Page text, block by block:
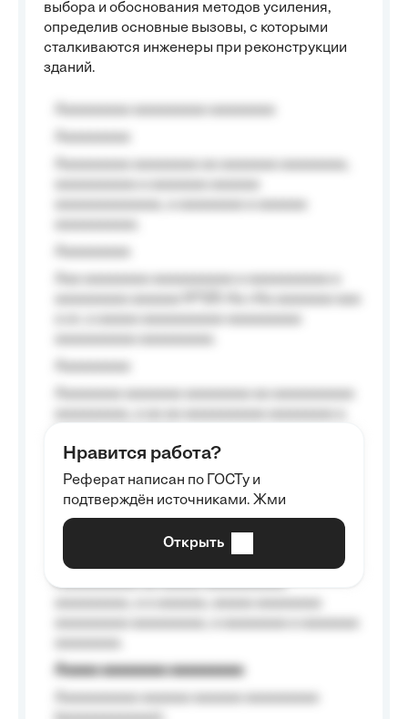
выбора и обоснования методов усиления,
определив основные вызовы, с которыми
сталкиваются инженеры при реконструкции
зданий.
Aaaaaaaaa
Aaaaaaaaaa aa aaa aaaaaaaaa, a aaa
aaaaaaaaaa aaa, a aaaaaaaaaa, aaaaaa
aaaaaa a aaaaaa.
Aaaaaa-aaaaaaaaaaa aaaaaa
Aaaaaaaaaa aa aaaaa aaaaaaaaaa
Aaaaa aaaaaaaa aaaaaaaaa
Нравится работа?
Реферат написан по ГОСТу и
подтверждён источниками. Жми
Открыть